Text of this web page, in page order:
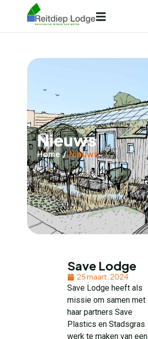
Nieuws
Home / Nieuws
Save Lodge
25 maart, 2024
Save Lodge heeft als
missie om samen met
haar partners Save
Plastics en Stadsgras
werk te maken van een